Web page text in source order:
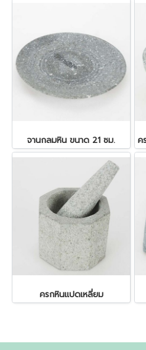
จานกลมหิน ขนาด 21 ซม.
ครกหินแปดเหลี่ยม